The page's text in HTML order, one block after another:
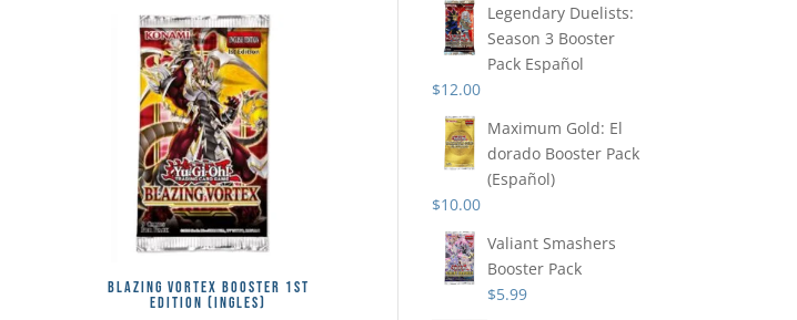
BLAZING VORTEX BOOSTER 1ST
EDITION (INGLES)
Legendary Duelists:
Season 3 Booster
Pack Español
$12.00
Maximum Gold: El
dorado Booster Pack
(Español)
$10.00
Valiant Smashers
Booster Pack
$5.99